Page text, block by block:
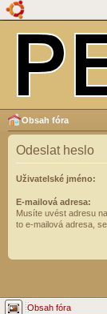
Obsah fóra
Odeslat heslo
Uživatelské jméno:
E-mailová adresa:
Musíte uvést adresu
to e-mailová adresa,
Obsah fóra